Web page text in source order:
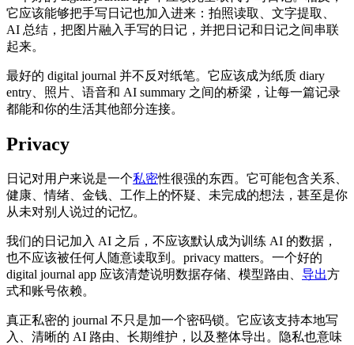
它应该能够把手写日记也加入进来：拍照读取、文字提取、
AI 总结，把图片融入手写的日记，并把日记和日记之间串联
起来。
最好的 digital journal 并不反对纸笔。它应该成为纸质 diary
entry、照片、语音和 AI summary 之间的桥梁，让每一篇记录
都能和你的生活其他部分连接。
Privacy
日记对用户来说是一个私密性很强的东西。它可能包含关系、
健康、情绪、金钱、工作上的怀疑、未完成的想法，甚至是你
从未对别人说过的记忆。
我们的日记加入 AI 之后，不应该默认成为训练 AI 的数据，
也不应该被任何人随意读取到。privacy matters。一个好的
digital journal app 应该清楚说明数据存储、模型路由、 导出方
式和账号依赖。
真正私密的 journal 不只是加一个密码锁。它应该支持本地写
入、清晰的 AI 路由、长期维护，以及整体导出。隐私也意味